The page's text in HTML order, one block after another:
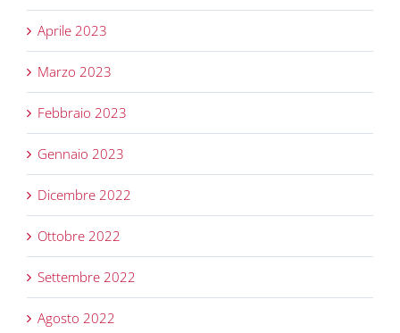
Aprile 2023
Marzo 2023
Febbraio 2023
Gennaio 2023
Dicembre 2022
Ottobre 2022
Settembre 2022
Agosto 2022